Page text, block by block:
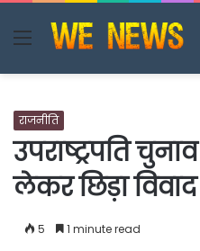
Menu
राजनीति
उपराष्ट्रपति
लेकर छिड़ा विवाद
5 1 minute read